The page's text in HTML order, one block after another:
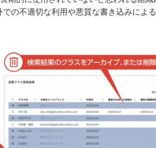
の不適切な利用や悪質な書き込みによ